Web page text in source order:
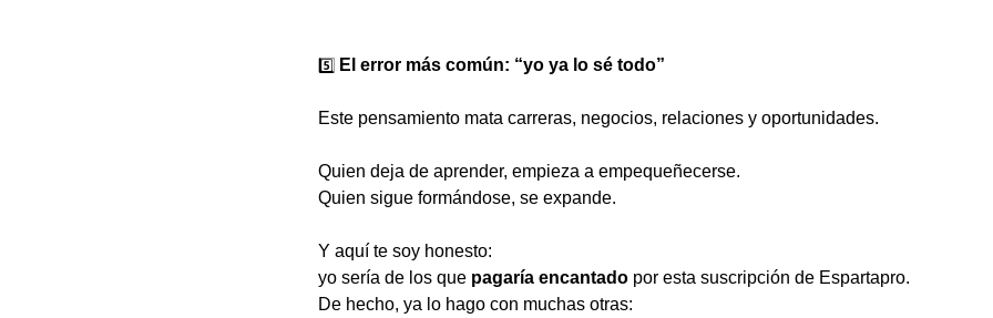
5️⃣ El error más común: “yo ya lo sé todo”
Este pensamiento mata carreras, negocios, relaciones y oportunidades.
Quien deja de aprender, empieza a empequeñecerse.
Quien sigue formándose, se expande.
Y aquí te soy honesto:
yo sería de los que pagaría encantado por esta suscripción de Espartapro.
De hecho, ya lo hago con muchas otras: